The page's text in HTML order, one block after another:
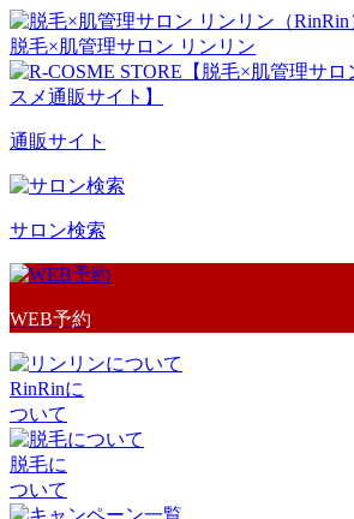
脱毛×肌管理サロン リンリン
通販サイト
サロン検索
WEB予約
RinRinに
ついて
脱毛に
ついて